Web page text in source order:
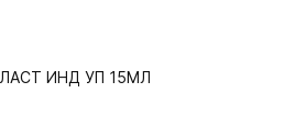
ИНД УП 15МЛ